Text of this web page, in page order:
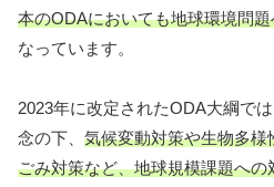
本のODAにおいても地球環境問
なっています。
2023年に改定されたODA大綱で
念の下、 気候変動対策や生物多
ごみ対策など、地球規模課題への